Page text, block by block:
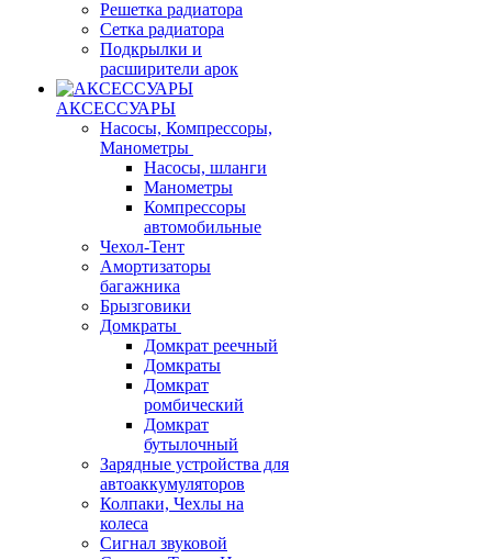
Решетка радиатора
Сетка радиатора
Подкрылки и
расширители арок
АКСЕССУАРЫ
Насосы, Компрессоры,
Манометры
Насосы, шланги
Манометры
Компрессоры
автомобильные
Чехол-Тент
Амортизаторы
багажника
Брызговики
Домкраты
Домкрат реечный
Домкраты
Домкрат
ромбический
Домкрат
бутылочный
Зарядные устройства для
автоаккумуляторов
Колпаки, Чехлы на
колеса
Сигнал звуковой